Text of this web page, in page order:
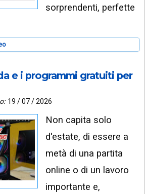
sorprendenti, perfette
e i programmi gratuiti per
19 / 07 / 2026
Non capita solo
d'estate, di essere a
metà di una partita
online o di un lavoro
importante e,